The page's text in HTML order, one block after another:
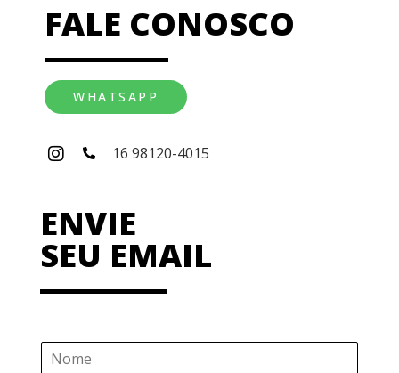
FALE CONOSCO
WHATSAPP
16 98120-4015
ENVIE
SEU EMAIL
N